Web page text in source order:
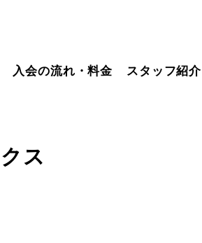
入会の流れ・料金 スタッフ紹介
ス